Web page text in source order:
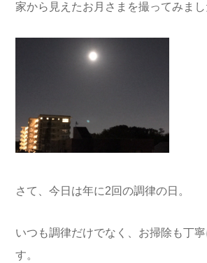
家から見えたお月さまを撮ってみまし
さて、今日は年に2回の調律の日。
いつも調律だけでなく、お掃除も丁
す。